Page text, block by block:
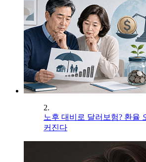
2.
노후 대비로 달러보험? 환율
커진다